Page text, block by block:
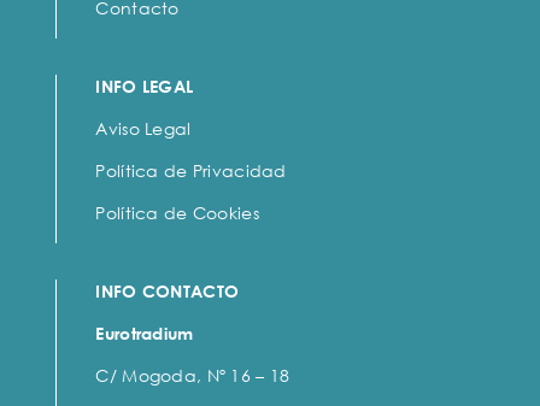
Contacto
INFO LEGAL
Aviso Legal
Política de Privacidad
Política de Cookies
INFO CONTACTO
Eurotradium
C/ Mogoda, Nº 16 – 18